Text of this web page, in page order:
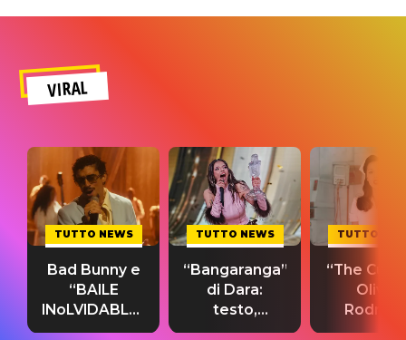
VIRAL
TUTTO NEWS
Bad Bunny e
“BAILE
INoLVIDABLE”:
testo,
TUTTO NEWS
“Bangaranga”
di Dara:
testo,
traduzione e
TUTTO
“The
Olivia
testo,